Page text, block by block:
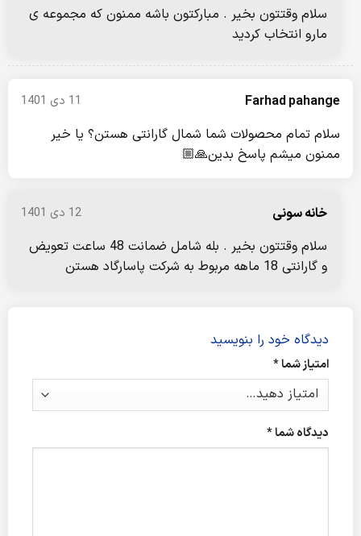
سلام وقتتون بخیر . مبارکتون باشه ممنون که مجموعه ی
مارو انتخاب کردید
Farhad pahange 11 دی 1401
سلام تمام محصولات شما شمال گارانتی هستن؟ یا خیر
ممنون میشم پاسخ بدین🙏🏼
خانه سونی 12 دی 1401
سلام وقتتون بخیر . بله شامل ضمانت 48 ساعت تعویض
و گارانتی 18 ماهه مربوط به شرکت پاسارگاد هستن
دیدگاه خود را بنویسید
امتیاز شما*
دیدگاه شما*